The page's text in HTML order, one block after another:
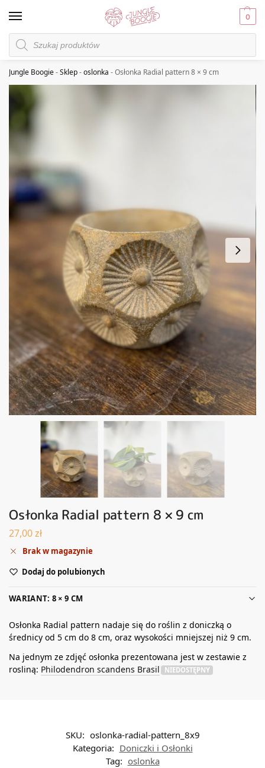
0
Jungle Boogie-Sklep-oslonka -Osłonka Radial pattern 8 × 9 cm
Osłonka Radial pattern 8 × 9 cm
27,00zł
Brak w magazynie
Dodaj do polubionych
WARIANT: 8 × 9 CM
Osłonka Radial pattern nadaje się do roślin z doniczką o
średnicy od 5 cm do 8 cm, oraz wysokości mniejszej niż 9 cm.
Na jednym ze zdjęć osłonka prezentowana jest w zestawie z
rosliną: Philodendron scandens Brasil NIEDOSTĘPNY
SKU: oslonka-radial-pattern_8x9
Kategoria: Doniczki i Osłonki
Tag: oslonka